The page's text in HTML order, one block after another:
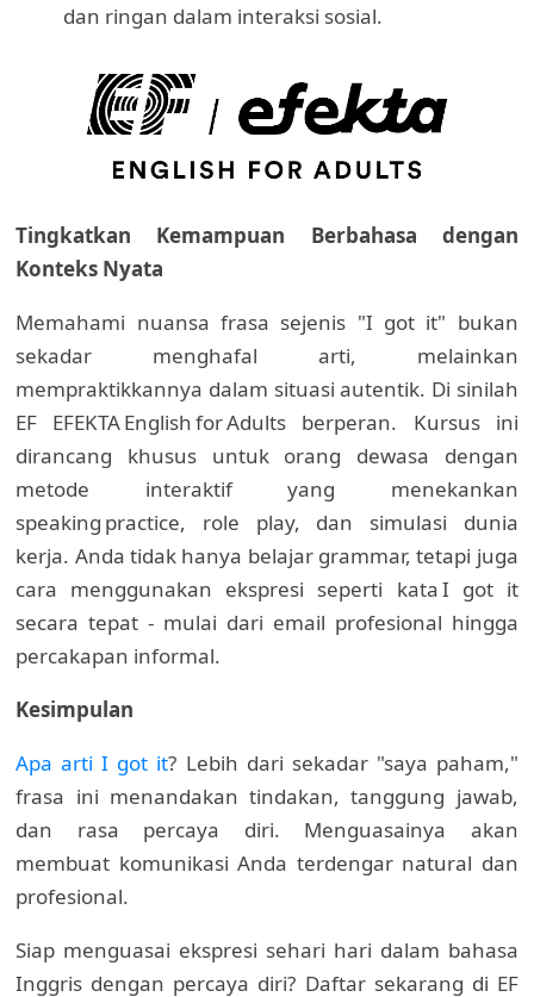
dan ringan dalam interaksi sosial.
Tingkatkan Kemampuan Berbahasa dengan
Konteks Nyata
Memahami nuansa frasa sejenis "I got it" bukan
sekadar menghafal arti, melainkan
mempraktikkannya dalam situasi autentik. Di sinilah
EF EFEKTA English for Adults berperan. Kursus ini
dirancang khusus untuk orang dewasa dengan
metode interaktif yang menekankan
speaking practice, role play, dan simulasi dunia
kerja. Anda tidak hanya belajar grammar, tetapi juga
cara menggunakan ekspresi seperti kata I got it
secara tepat - mulai dari email profesional hingga
percakapan informal.
Kesimpulan
Apa arti I got it? Lebih dari sekadar "saya paham,"
frasa ini menandakan tindakan, tanggung jawab,
dan rasa percaya diri. Menguasainya akan
membuat komunikasi Anda terdengar natural dan
profesional.
Siap menguasai ekspresi sehari hari dalam bahasa
Inggris dengan percaya diri? Daftar sekarang di EF